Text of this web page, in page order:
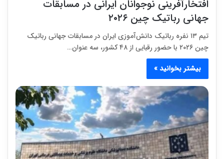
افتخارآفرینی نوجوانان ایرانی در مسابقات
جهانی رباتیک چین ۲۰۲۶
تیم ۱۳ نفره رباتیک دانش‌آموزی ایران در مسابقات جهانی رباتیک
چین ۲۰۲۶ با حضور رقبایی از ۴۸ کشور، سه عنوان…
بیشتر بخوانید »